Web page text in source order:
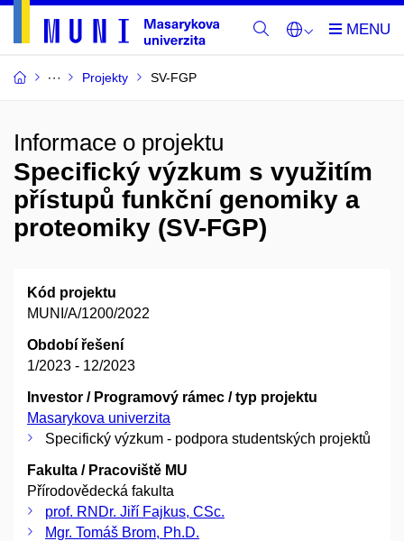
Projekty SV-FGP
Informace o projektu
Specifický výzkum s využitím
přístupů funkční genomiky a
proteomiky (SV-FGP)
Kód projektu
MUNI/A/1200/2022
Období řešení
1/2023 - 12/2023
Investor / Programový rámec / typ projektu
Masarykova univerzita
Specifický výzkum - podpora studentských projektů
Fakulta / Pracoviště MU
Přírodovědecká fakulta
prof. RNDr. Jiří Fajkus, CSc.
Mgr. Tomáš Brom, Ph.D.